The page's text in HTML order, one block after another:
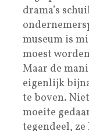
drama’s
museum is
moest
Maar de
eigenlijk
te boven.
moeite
tegendeel,